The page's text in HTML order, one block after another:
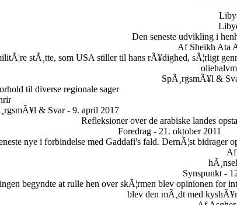
Den seneste udvikling i
Af Sheikh Ata
stÃ¸tte, som USA stiller til hans rÃ¥dighed, sÃ¦rligt
SpÃ¸rgsmÃ¥l &
til diverse regionale sager
& Svar - 9. april 2017
Refleksioner over de arabiske landes
Foredrag - 21. oktober 2011
nye i forbindelse med Gaddafi's fald. DernÃ¦st bidrager
Af
Synspunkt -
begyndte at rulle hen over skÃ¦rmen blev opinionen for
blev den mÃ¸dt med